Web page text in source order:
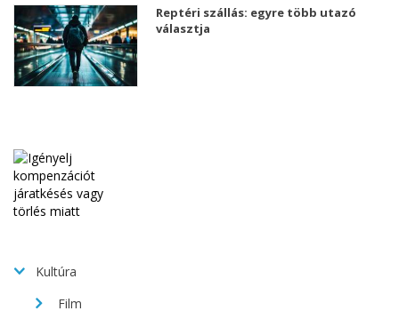
Reptéri szállás: egyre több utazó
választja
Kultúra
Film